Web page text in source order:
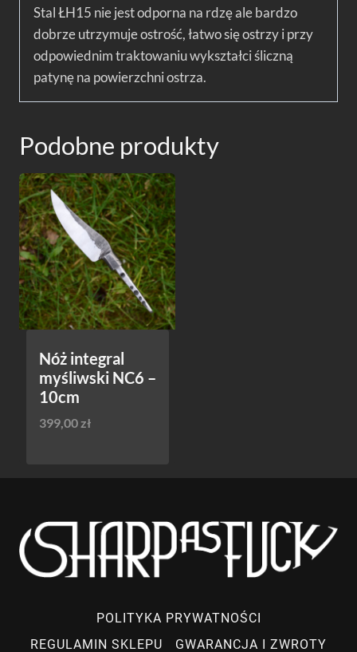
Stal ŁH15 nie jest odporna na rdzę ale bardzo
dobrze utrzymuje ostrość, łatwo się ostrzy i przy
odpowiednim traktowaniu wykształci śliczną
patynę na powierzchni ostrza.
Podobne produkty
Nóż integral
myśliwski NC6 –
10cm
399,00 zł
POLITYKA PRYWATNOŚCI
REGULAMIN SKLEPU
GWARANCJA I ZWROTY